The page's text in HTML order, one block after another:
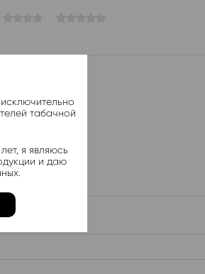
табачной
я являюсь
и даю